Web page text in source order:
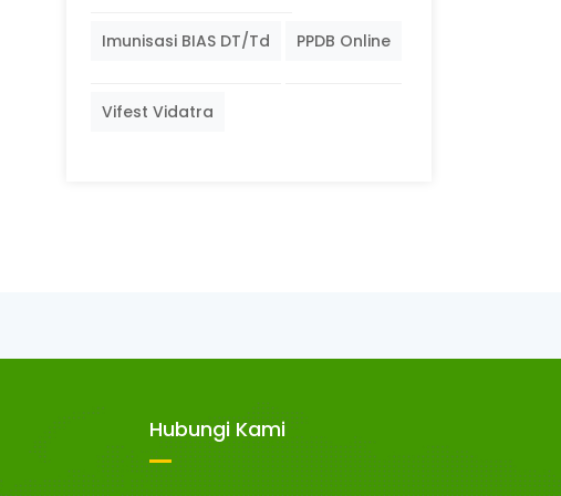
Imunisasi BIAS DT/Td PPDB Online
Vifest Vidatra
Hubungi Kami